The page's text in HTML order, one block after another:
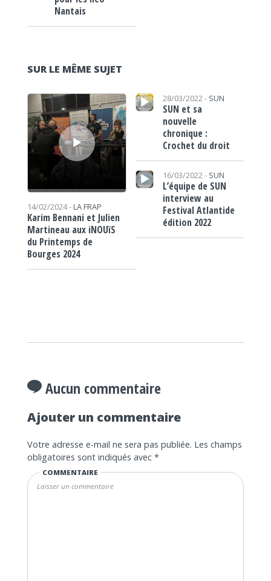
Nantais
SUR LE MÊME SUJET
Lecteur audio
14/02/2024 - LA FRAP
Karim Bennani et Julien
Martineau aux iNOUïS
du Printemps de
Bourges 2024
Lecteur audio 28/03/2022 - SUN
SUN et sa
nouvelle
chronique :
Crochet du droit
Lecteur audio
16/03/2022 - SUN
L’équipe de SUN
interview au
Festival Atlantide
édition 2022
Aucun commentaire
Ajouter un commentaire
Votre adresse e-mail ne sera pas publiée. Les champs
obligatoires sont indiqués avec *
COMMENTAIRE